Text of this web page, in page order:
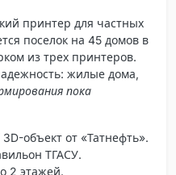
принтер для частных
поселок на 45 домов в
из трех принтеров.
жилые дома,
пока
объект от «Татнефть».
ТГАСУ.
2 этажей.